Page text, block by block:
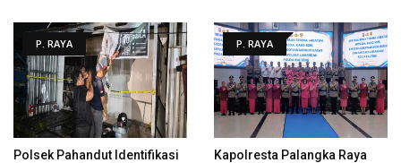
P. RAYA
Polsek Pahandut Identifikasi
P. RAYA
Kapolresta Palangka Raya